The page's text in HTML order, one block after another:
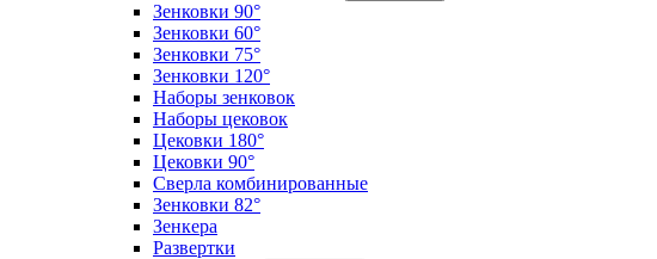
Зенковки 90°
Зенковки 60°
Зенковки 75°
Зенковки 120°
Наборы зенковок
Наборы цековок
Цековки 180°
Цековки 90°
Сверла комбинированные
Зенковки 82°
Зенкера
Развертки